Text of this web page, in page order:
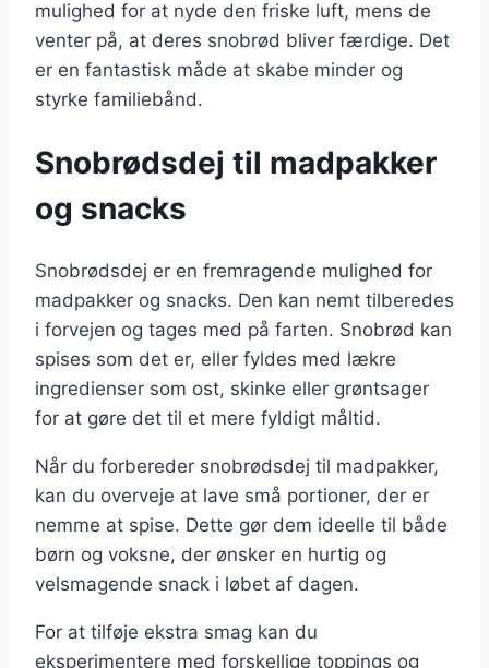
mulighed for at nyde den friske luft, mens de
venter på, at deres snobrød bliver færdige. Det
er en fantastisk måde at skabe minder og
styrke familiebånd.
Snobrødsdej til madpakker
og snacks
Snobrødsdej er en fremragende mulighed for
madpakker og snacks. Den kan nemt tilberedes
i forvejen og tages med på farten. Snobrød kan
spises som det er, eller fyldes med lækre
ingredienser som ost, skinke eller grøntsager
for at gøre det til et mere fyldigt måltid.
Når du forbereder snobrødsdej til madpakker,
kan du overveje at lave små portioner, der er
nemme at spise. Dette gør dem ideelle til både
børn og voksne, der ønsker en hurtig og
velsmagende snack i løbet af dagen.
For at tilføje ekstra smag kan du
eksperimentere med forskellige toppings og